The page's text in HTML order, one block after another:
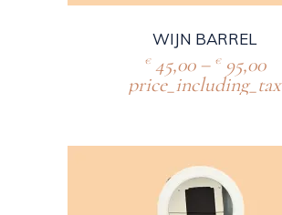
WIJN BARREL
€45,00 – €95,00
price_including_tax